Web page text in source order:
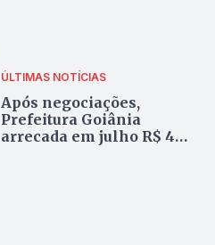
ÚLTIMAS NOTÍCIAS
Após negociações,
Prefeitura Goiânia
arrecada em julho R$ 40